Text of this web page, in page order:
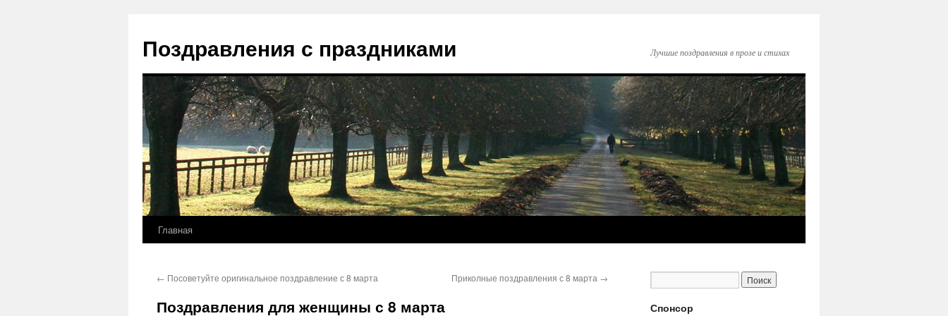
содержимому
Поздравления с праздниками Лучшие поздравления в прозе и стихах
Главная
← Посоветуйте оригинальное поздравление с 8 марта Приколные поздравления с 8 марта →
Поздравления для женщины с 8 марта Спонсор